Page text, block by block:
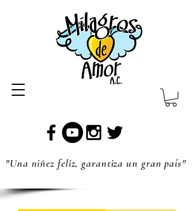
"Una niñez feliz, garantiza un gran país"